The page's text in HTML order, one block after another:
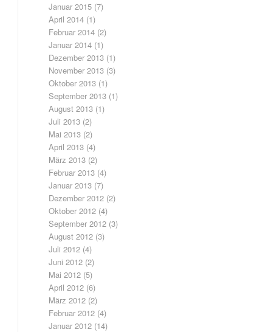
Januar 2015 (7)
April 2014 (1)
Februar 2014 (2)
Januar 2014 (1)
Dezember 2013 (1)
November 2013 (3)
Oktober 2013 (1)
September 2013 (1)
August 2013 (1)
Juli 2013 (2)
Mai 2013 (2)
April 2013 (4)
März 2013 (2)
Februar 2013 (4)
Januar 2013 (7)
Dezember 2012 (2)
Oktober 2012 (4)
September 2012 (3)
August 2012 (3)
Juli 2012 (4)
Juni 2012 (2)
Mai 2012 (5)
April 2012 (6)
März 2012 (2)
Februar 2012 (4)
Januar 2012 (14)